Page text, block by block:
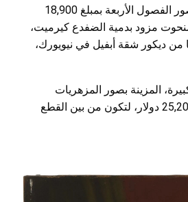
مكونة من ستة ألواح تصور الفصول الأربعة بمبلغ 18,900
منحوت مزود بدمية الضفدع كيرميت،
من ديكور شقة أبفيل في نيويورك،
المزينة بصور المزهريات
الخزفية، فقد حصدت 25,200 دولار، لتكون من بين القطع